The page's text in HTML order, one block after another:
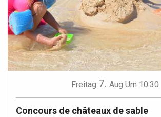
Freitag 7. Aug Um 10:30
Concours de châteaux de sable